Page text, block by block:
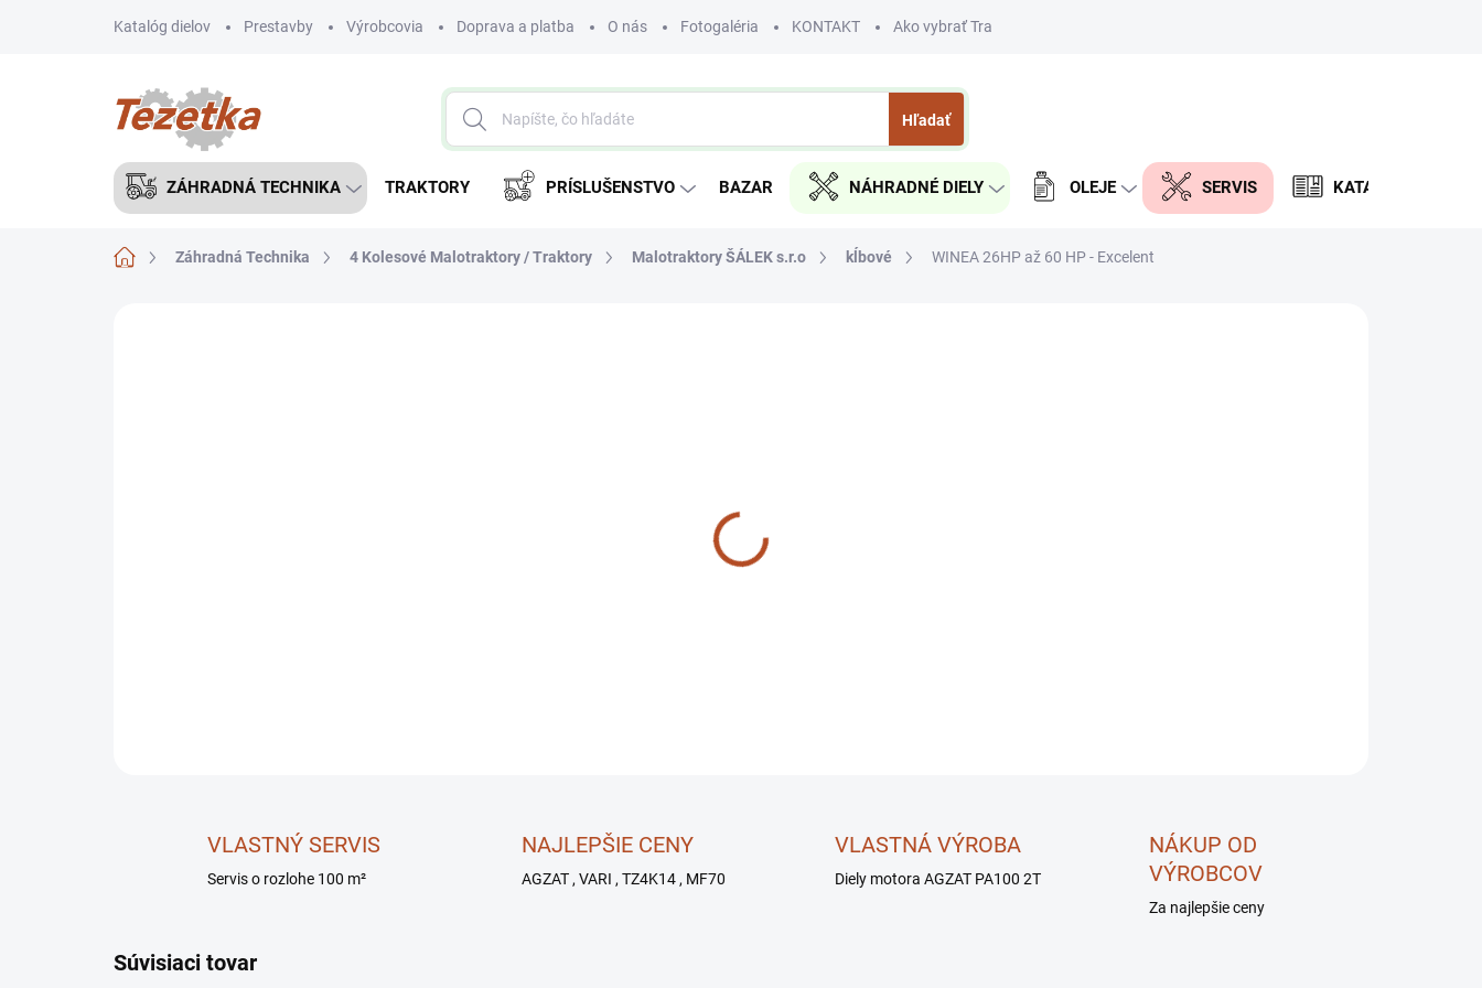
Katalóg dielov Prestavby Výrobcovia Doprava a platba O nás Fotogaléria KONTAKT Ako vybrať Traktor
Hľadať
ZÁHRADNÁ TECHNIKA TRAKTORY PRÍSLUŠENSTVO BAZAR NÁHRADNÉ DIELY OLEJE SERVIS KATALÓG DIELOV
DomovZáhradná Technika 4 Kolesové Malotraktory / Traktory Malotraktory ŠÁLEK s.r.o kĺbové WINEA 26HP až 60 HP - Excelent
VLASTNÝ SERVIS
Servis o rozlohe 100 m²
NAJLEPŠIE CENY
AGZAT , VARI , TZ4K14 , MF70
VLASTNÁ VÝROBA
Diely motora AGZAT PA100 2T
NÁKUP OD
VÝROBCOV
Za najlepšie ceny
Súvisiaci tovar